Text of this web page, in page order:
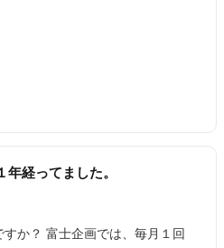
経ってました。
すか？ 富士企画では、毎月１回